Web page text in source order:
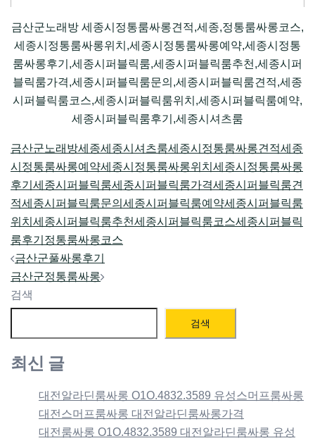
금산군노래방 세종시정통룸싸롱견적,세종,정통룸싸롱코스,
세종시정통룸싸롱위치,세종시정통룸싸롱예약,세종시정통
룸싸롱후기,세종시퍼블릭룸,세종시퍼블릭룸추천,세종시퍼
블릭룸가격,세종시퍼블릭룸문의,세종시퍼블릭룸견적,세종
시퍼블릭룸코스,세종시퍼블릭룸위치,세종시퍼블릭룸예약,
세종시퍼블릭룸후기,세종시셔츠룸
금산군노래방세종세종시셔츠룸세종시정통룸싸롱견적세종
시정통룸싸롱예약세종시정통룸싸롱위치 세종시정통룸싸롱
후기 세종시퍼블릭룸세종시퍼블릭룸가격세종시퍼블릭룸견
적세종시퍼블릭룸문의 세종시퍼블릭룸예약세종시퍼블릭룸
위치 세종시퍼블릭룸추천세종시퍼블릭룸코스세종시퍼블릭
룸후기 정통룸싸롱코스
Post
navigation
금산군풀싸롱후기
금산군정통룸싸롱
검색
검색
최신 글
대전알라딘룸싸롱 O1O.4832.3589 유성스머프룸싸롱
대전스머프룸싸롱 대전알라딘룸싸롱가격
대전룸싸롱 O1O.4832.3589 대전알라딘룸싸롱 유성